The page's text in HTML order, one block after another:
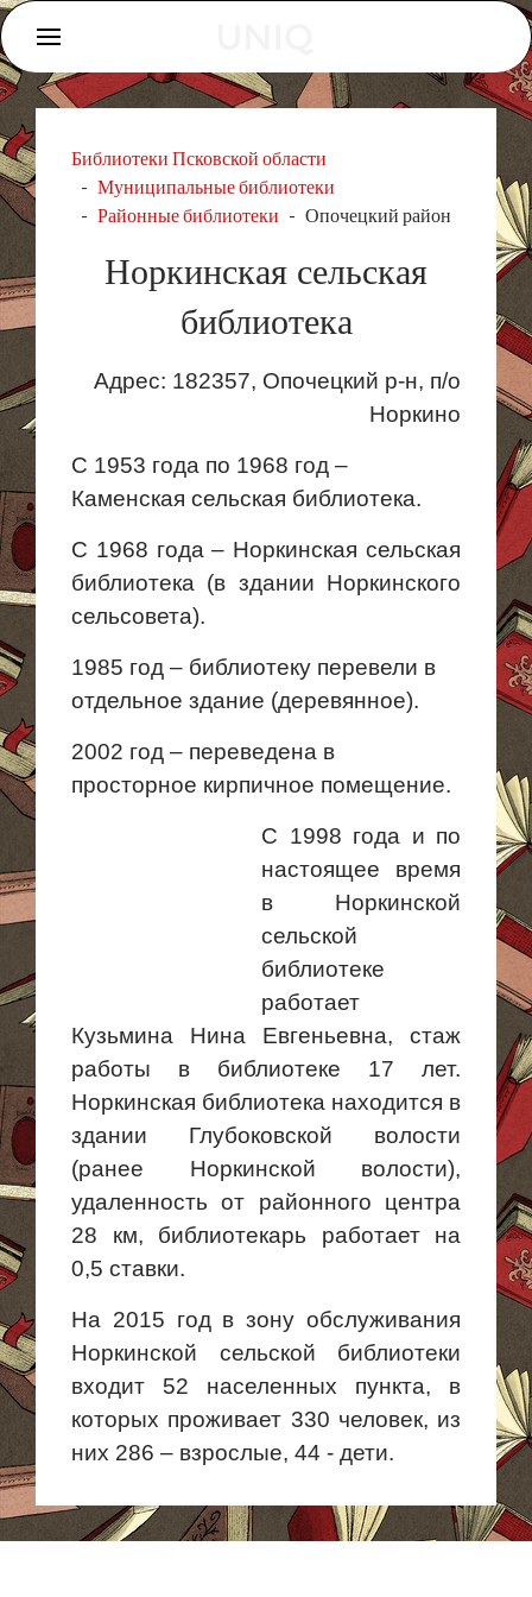
Библиотеки Псковской области
Муниципальные библиотеки
Районные библиотеки
Опочецкий район
Норкинская сельская
библиотека
Адрес: 182357, Опочецкий р-н, п/о
Норкино
С 1953 года по 1968 год –
Каменская сельская библиотека.
С 1968 года – Норкинская сельская
библиотека (в здании Норкинского
сельсовета).
1985 год – библиотеку перевели в
отдельное здание (деревянное).
2002 год – переведена в
просторное кирпичное помещение.
С 1998 года и по
настоящее время
в Норкинской
сельской
библиотеке
работает
Кузьмина Нина Евгеньевна, стаж
работы в библиотеке 17 лет.
Норкинская библиотека находится в
здании Глубоковской волости
(ранее Норкинской волости),
удаленность от районного центра
28 км, библиотекарь работает на
0,5 ставки.
На 2015 год в зону обслуживания
Норкинской сельской библиотеки
входит 52 населенных пункта, в
которых проживает 330 человек, из
них 286 – взрослые, 44 - дети.